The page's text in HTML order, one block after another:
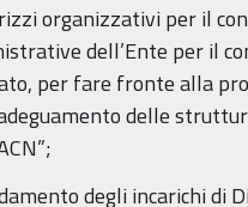
organizzativi per il
dell’Ente per il
per fare fronte alla
delle
degli incarichi di